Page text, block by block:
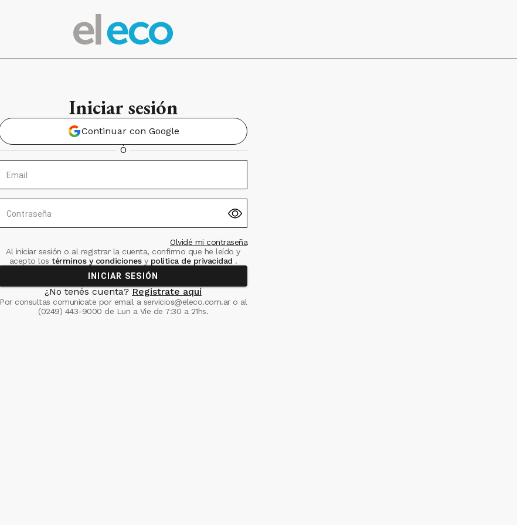
Iniciar sesión
Continuar con Google
Ó
Email
Contraseña
Olvidé mi contraseña
Al iniciar sesión o al registrar la cuenta, confirmo que he leído y
acepto los términos y condiciones ypolítica de privacidad .
INICIAR SESIÓN
¿No tenés cuenta? Registrate aquí
Por consultas comunicate por email a servicios@eleco.com.aro al
(0249) 443-9000 de Lun a Vie de 7:30 a 21hs.